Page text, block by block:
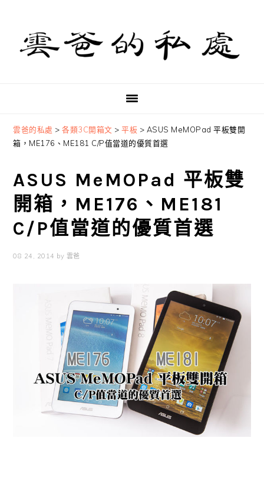
primary
navigation
content
primary
sidebar
雲爸的私處 >各類3C開箱文 >平板 > ASUS MeMOPad 平板雙開
箱，ME176、ME181 C/P值當道的優質首選
ASUS MeMOPad 平板雙
開箱，ME176、ME181
C/P值當道的優質首選
08 24, 2014 by 雲爸